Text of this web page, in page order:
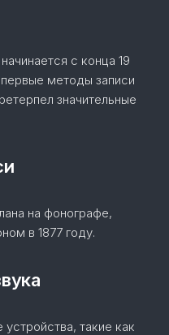
с конца 19
методы записи
значительные
на фонографе,
в 1877 году.
такие как